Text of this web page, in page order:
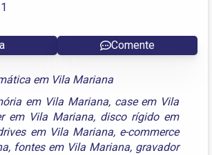
Comente
em Vila Mariana
em Vila Mariana, case em Vila
em Vila Mariana, disco rígido em
em Vila Mariana, e-commerce
, fontes em Vila Mariana, gravador